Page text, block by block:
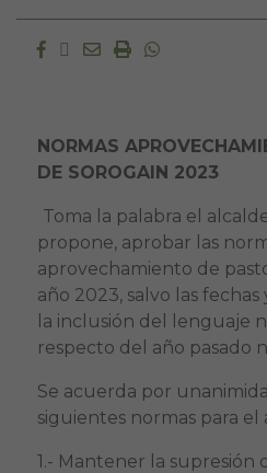
Facebook
Twitter
EmailImprimir
Whatsapp
NORMAS
DE SOROGAIN 2023
Toma la palabra el
propone, aprobar las
aprovechamiento de
año 2023, salvo las
la inclusión del lenguaje
respecto del año pasado
Se acuerda por
siguientes normas para el
1.- Mantener la supresión